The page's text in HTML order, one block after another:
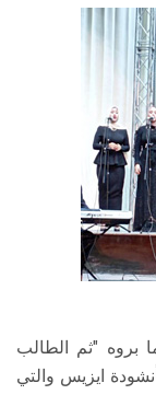
بروه "ثم الطالب
ايزيس والتي